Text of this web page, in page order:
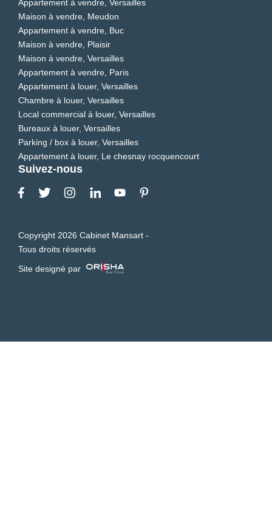
Appartement à vendre, Versailles
Maison à vendre, Meudon
Appartement à vendre, Buc
Maison à vendre, Plaisir
Maison à vendre, Versailles
Appartement à vendre, Paris
Appartement à louer, Versailles
Chambre à louer, Versailles
Local commercial à louer, Versailles
Bureaux à louer, Versailles
Parking / box à louer, Versailles
Appartement à louer, Le chesnay rocquencourt
Suivez-nous
Copyright 2026 Cabinet Mansart -
Tous droits réservés
Site designé par